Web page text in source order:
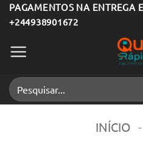
Skip
to
content
PAGAMENTOS NA ENTREGA
+244938901672
Pesquisar
por:
INÍCIO -